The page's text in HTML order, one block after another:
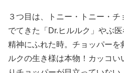
３つ目は、トニー・トニー・
でてきた「Dr.ヒルルク」やぶ
精神にふれた時。チョッパー
ルクの生き様は本物！カッコい